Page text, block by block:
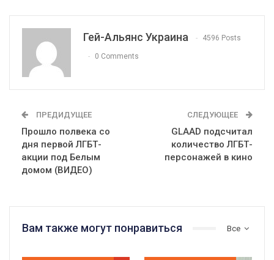
Гей-Альянс Украина 4596 Posts
0 Comments
ПРЕДИДУЩЕЕ
Прошло полвека со
дня первой ЛГБТ-
акции под Белым
домом (ВИДЕО)
СЛЕДУЮЩЕЕ
GLAAD подсчитал
количество ЛГБТ-
персонажей в кино
Все
Вам также могут понравиться